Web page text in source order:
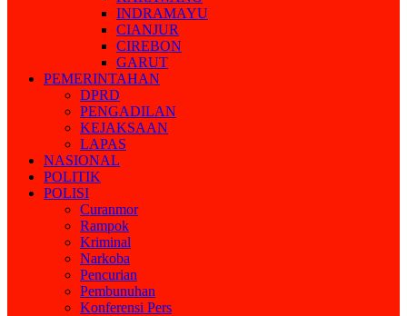
INDRAMAYU
CIANJUR
CIREBON
GARUT
PEMERINTAHAN
DPRD
PENGADILAN
KEJAKSAAN
LAPAS
NASIONAL
POLITIK
POLISI
Curanmor
Rampok
Kriminal
Narkoba
Pencurian
Pembunuhan
Konferensi Pers